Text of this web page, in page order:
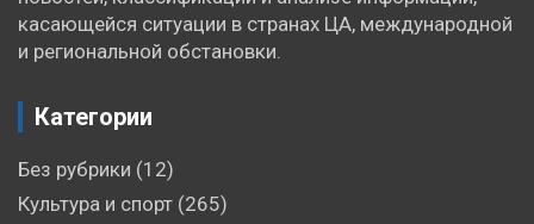
касающейся ситуации в странах ЦА, международной
и региональной обстановки.
Категории
Без рубрики (12)
Культура и спорт (265)